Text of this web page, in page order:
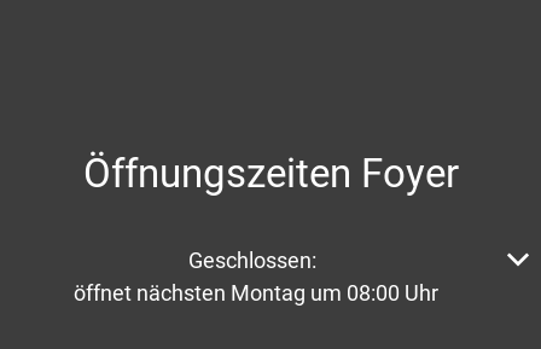
Öffnungszeiten Foyer
Klicken, um weitere Öffnungs- oder Schließzeiten
Geschlossen:
öffnet nächsten Montag um 08:00 Uhr